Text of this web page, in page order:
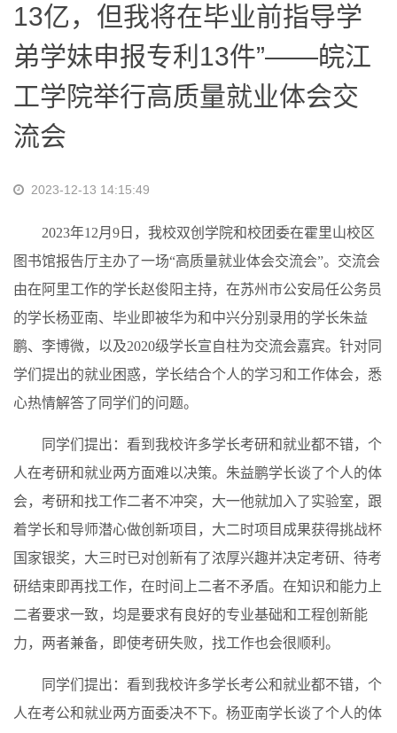
13亿，但我将在毕业前指导学
弟学妹申报专利13件”——皖江
工学院举行高质量就业体会交
流会
2023-12-13 14:15:49
2023年12月9日，我校双创学院和校团委在霍里山校区
图书馆报告厅主办了一场“高质量就业体会交流会”。交流会
由在阿里工作的学长赵俊阳主持，在苏州市公安局任公务员
的学长杨亚南、毕业即被华为和中兴分别录用的学长朱益
鹏、李博微，以及2020级学长宣自柱为交流会嘉宾。针对同
学们提出的就业困惑，学长结合个人的学习和工作体会，悉
心热情解答了同学们的问题。
同学们提出：看到我校许多学长考研和就业都不错，个
人在考研和就业两方面难以决策。朱益鹏学长谈了个人的体
会，考研和找工作二者不冲突，大一他就加入了实验室，跟
着学长和导师潜心做创新项目，大二时项目成果获得挑战杯
国家银奖，大三时已对创新有了浓厚兴趣并决定考研、待考
研结束即再找工作，在时间上二者不矛盾。在知识和能力上
二者要求一致，均是要求有良好的专业基础和工程创新能
力，两者兼备，即使考研失败，找工作也会很顺利。
同学们提出：看到我校许多学长考公和就业都不错，个
人在考公和就业两方面委决不下。杨亚南学长谈了个人的体